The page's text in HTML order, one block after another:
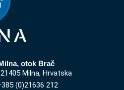
otok Brač
Milna, Hrvatska
(0)21636 212